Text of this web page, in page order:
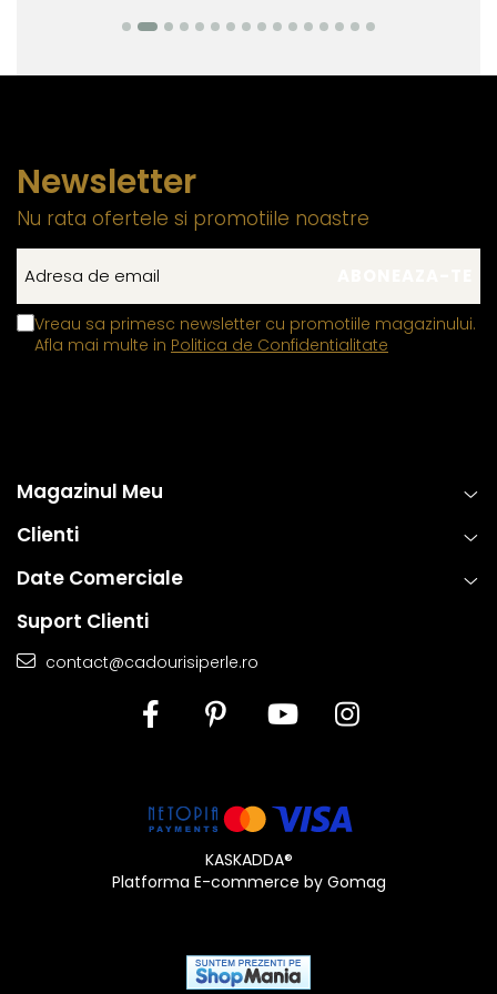
Newsletter
Nu rata ofertele si promotiile noastre
Vreau sa primesc newsletter cu promotiile magazinului.
Afla mai multe in Politica de Confidentialitate
Magazinul Meu
Clienti
Date Comerciale
Suport Clienti
contact@cadourisiperle.ro
KASKADDA®
Platforma E-commerce by Gomag